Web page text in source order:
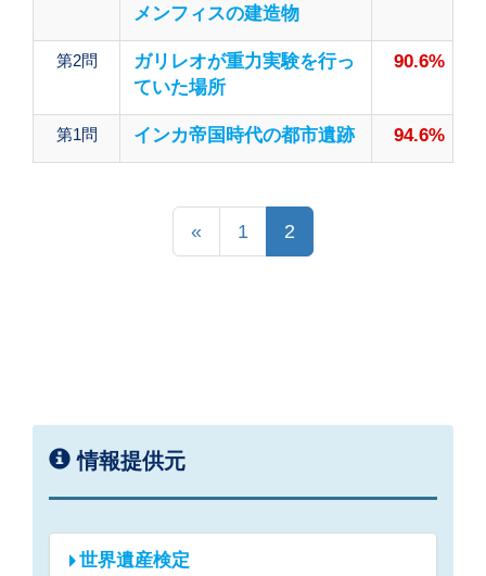
メンフィスの建造物
第2問
ガリレオが重力実験を行っ
ていた場所
90.6%
第1問 インカ帝国時代の都市遺跡 94.6%
« 1 2
情報提供元
世界遺産検定